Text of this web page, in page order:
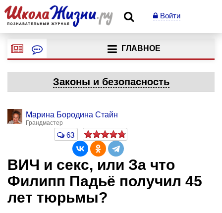
Войти
ГЛАВНОЕ
Законы и безопасность
Марина Бородина Стайн
Грандмастер
63
ВИЧ и секс, или За что
Филипп Падьё получил 45
лет тюрьмы?